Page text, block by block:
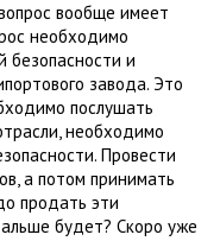
вообще имеет
необходимо
безопасности и
завода. Это
послушать
необходимо
Провести
а потом принимать
продать эти
будет? Скоро уже